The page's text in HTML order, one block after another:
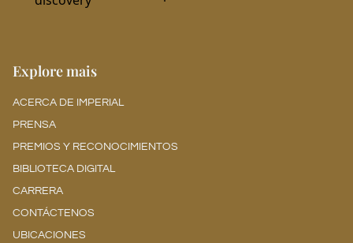
Explore mais
ACERCA DE IMPERIAL
PRENSA
PREMIOS Y RECONOCIMIENTOS
BIBLIOTECA DIGITAL
CARRERA
CONTÁCTENOS
UBICACIONES